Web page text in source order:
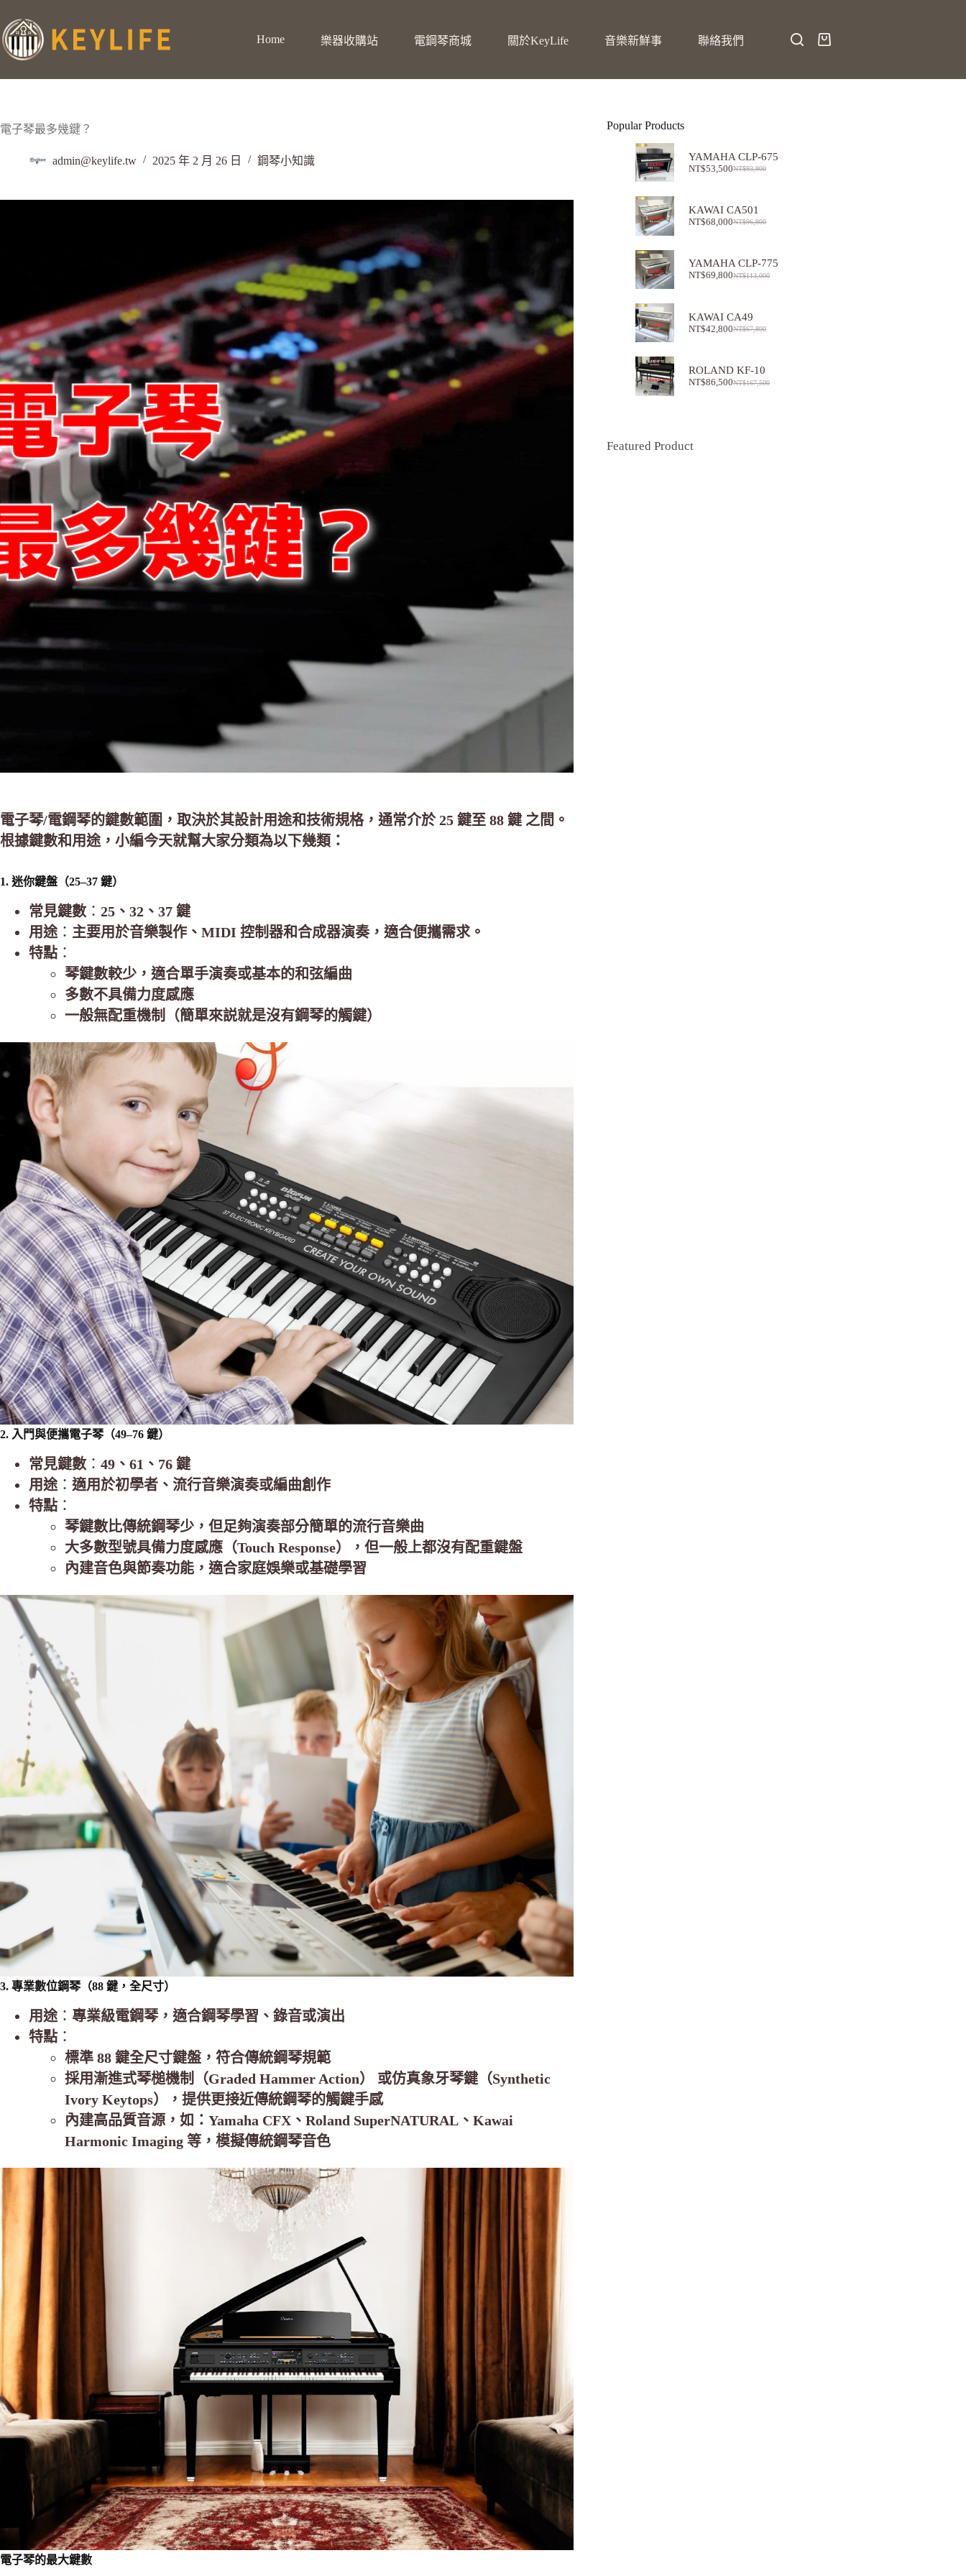
Home 樂器收購站 電鋼琴商城 關於KeyLife 音樂新鮮事 聯絡我們
電子琴最多幾鍵？
admin@keylife.tw 2025 年 2 月 26 日 鋼琴小知識
電子琴/電鋼琴的鍵數範圍，取決於其設計用途和技術規格，通常介於 25 鍵至 88 鍵 之間。
根據鍵數和用途，小編今天就幫大家分類為以下幾類：
1. 迷你鍵盤（25–37 鍵）
常見鍵數 ： 25、32、37 鍵
用途 ： 主要用於音樂製作、MIDI 控制器和合成器演奏，適合便攜需求。
特點 ：
琴鍵數較少，適合單手演奏或基本的和弦編曲
多數不具備力度感應
一般無配重機制（簡單來説就是沒有鋼琴的觸鍵）
2. 入門與便攜電子琴（49–76 鍵）
常見鍵數 ： 49、61 、 76 鍵
用途 ： 適用於初學者、流行音樂演奏或編曲創作
特點 ：
琴鍵數比傳統鋼琴少，但足夠演奏部分簡單的流行音樂曲
大多數型號具備力度感應（Touch Response），但一般上都沒有配重鍵盤
內建音色與節奏功能，適合家庭娛樂或基礎學習
3. 專業數位鋼琴（88 鍵，全尺寸）
用途 ： 專業級電鋼琴，適合鋼琴學習、錄音或演出
特點 ：
標準 88 鍵全尺寸鍵盤，符合傳統鋼琴規範
採用漸進式琴槌機制（Graded Hammer Action） 或仿真象牙琴鍵（Synthetic
Ivory Keytops），提供更接近傳統鋼琴的觸鍵手感
內建高品質音源，如：Yamaha CFX、Roland SuperNATURAL、Kawai
Harmonic Imaging 等，模擬傳統鋼琴音色
電子琴的最大鍵數
Popular Products
YAMAHA CLP-675
NT$93,800
NT$53,500
KAWAI CA501
NT$96,800
NT$68,000
YAMAHA CLP-775
NT$113,000
NT$69,800
KAWAI CA49
NT$67,800
NT$42,800
ROLAND KF-10
NT$167,500
NT$86,500
Featured Product